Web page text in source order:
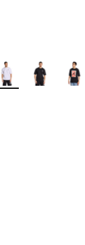
de couleurs